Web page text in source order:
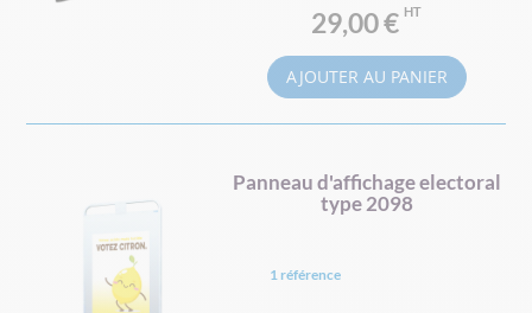
29,00 €
AJOUTER AU PANIER
Panneau d'affichage electoral
type 2098
1 référence